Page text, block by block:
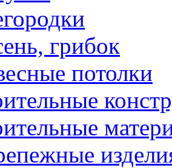
грибок
потолки